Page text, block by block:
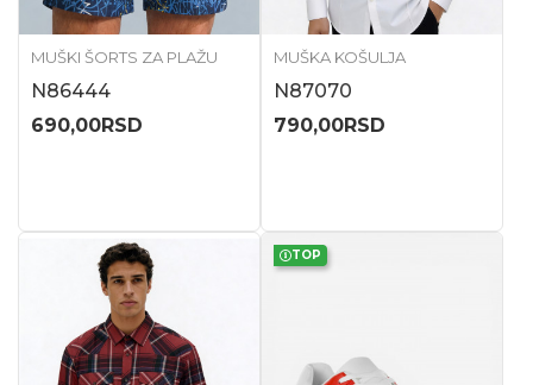
MUŠKI ŠORTS ZA PLAŽU
N86444
690,00RSD
MUŠKA KOŠULJA
N87070
790,00RSD
TOP